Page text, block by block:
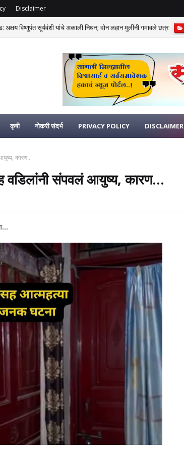
Disclaimer
विष्णुपंत सूर्यवंशी यांचे अकाली निधन; दोन लहान मुलींनी गमावले छत्र
कृषी नोकरी संदर्भ PRIVACY POLICY DISCLAIMER
कारण...
वडिलांनी संपवलं आयुष्य, कारण...